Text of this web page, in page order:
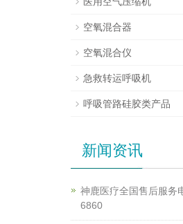
空氧混合器
空氧混合仪
急救转运呼吸机
呼吸管路硅胶类产品
新闻资讯
神鹿医疗全国售后服务
6860